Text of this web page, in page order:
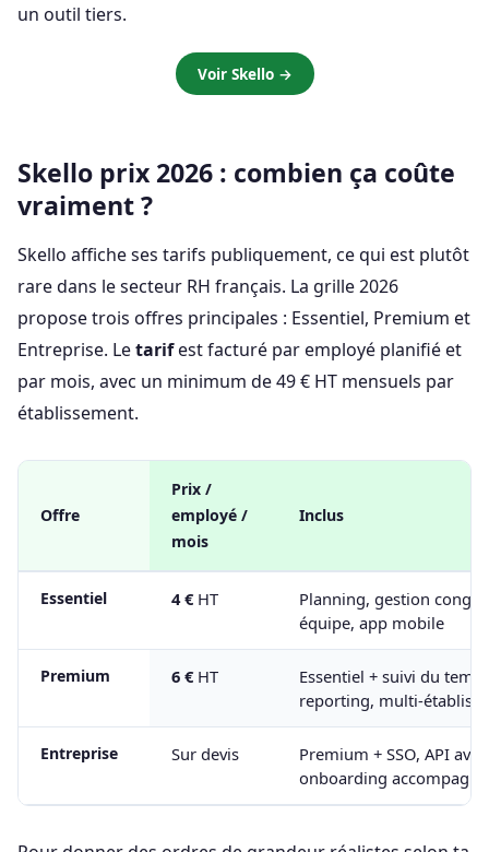
un outil tiers.
Voir Skello →
Skello prix 2026 : combien ça coûte
vraiment ?
Skello affiche ses tarifs publiquement, ce qui est plutôt
rare dans le secteur RH français. La grille 2026
propose trois offres principales : Essentiel, Premium et
Entreprise. Letarifest facturé par employé planifié et
par mois, avec un minimum de 49 € HT mensuels par
établissement.
Offre
Prix /
employé /
mois
Inclus
Essentiel 4 € HT
Planning, gestion
équipe, app mobile
Premium 6 € HT
Essentiel + suivi du
reporting, multi-
Entreprise Sur devis
Premium + SSO, API
onboarding accompagné